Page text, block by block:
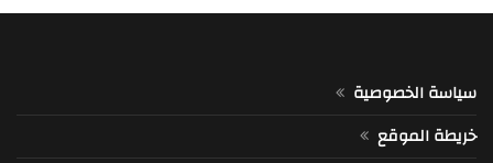
سياسة الخصوصية
خريطة الموقع